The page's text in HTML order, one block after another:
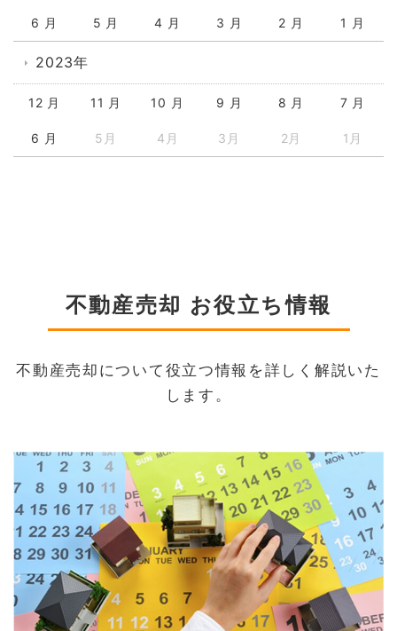
6 月 5 月 4 月 3 月 2 月 1 月
2023年
12 月 11 月 10 月 9 月 8 月 7 月
6 月 5月 4月 3月 2月 1月
不動産売却 お役立ち情報
不動産売却について役立つ情報を詳しく解説いた
します。